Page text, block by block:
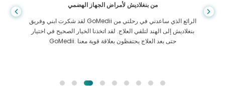
من بنغلاديش لأمراض الجهاز الهضمي
لقد شكرت ابني وفريق GoMedii الرائع الذي ساعدني في رحلتي من
بنغلاديش إلى الهند لتلقي العلاج. لقد اتخذنا الخيار الصحيح في اختيار
GoMedii. حتى بعد العلاج يحتفظون بعلاقة قوية معنا